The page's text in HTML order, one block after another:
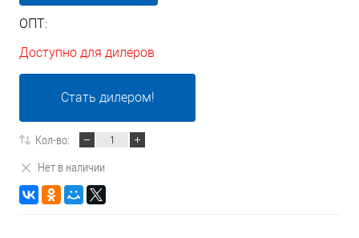
ОПТ:
Доступно для дилеров
Стать дилером!
Кол-во:
Нет в наличии